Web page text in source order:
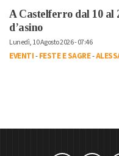
A Castelferro dal 10 al
d’asino
Lunedì, 10 Agosto 2026 - 07:46
EVENTI-FESTE E SAGRE-